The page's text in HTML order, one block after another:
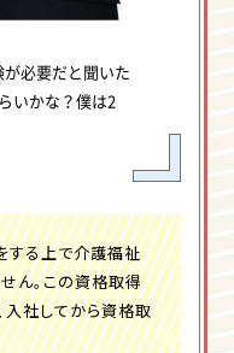
必要だと聞いた
いかな？僕は2
する上で介護福祉
ん。この資格取得
社してから資格取